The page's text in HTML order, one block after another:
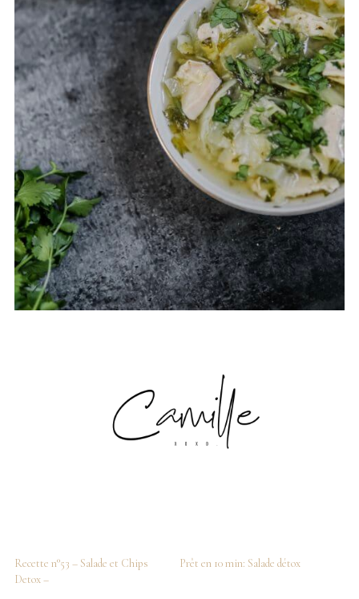
Recette n°53 – Salade et Chips
Detox –
Prêt en 10 min: Salade détox